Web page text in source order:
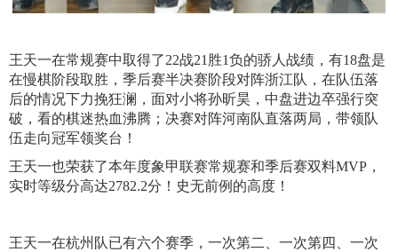
王天一在常规赛中取得了22战21胜1负的骄人战绩，有18盘是
在慢棋阶段取胜，季后赛半决赛阶段对阵浙江队，在队伍落
后的情况下力挽狂澜，面对小将孙昕昊，中盘进边卒强行突
破，看的棋迷热血沸腾；决赛对阵河南队直落两局，带领队
伍走向冠军领奖台！
王天一也荣获了本年度象甲联赛常规赛和季后赛双料MVP，
实时等级分高达2782.2分！史无前例的高度！
王天一在杭州队已有六个赛季，一次第二、一次第四、一次